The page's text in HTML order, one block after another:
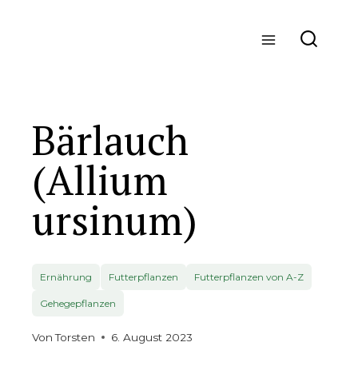
Bärlauch
(Allium
ursinum)
Ernährung Futterpflanzen Futterpflanzen von A-Z
Gehegepflanzen
Von Torsten 6. August 2023